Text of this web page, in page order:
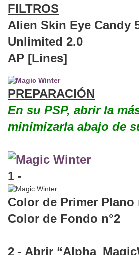
FILTROS
Alien Skin Eye Candy
Unlimited 2.0
AP [Lines]
PREPARACIÓN
En su PSP, abrir la
minimizarla abajo de
1 -
Color de Primer Plano
Color de Fondo n°2
2 - Abrir